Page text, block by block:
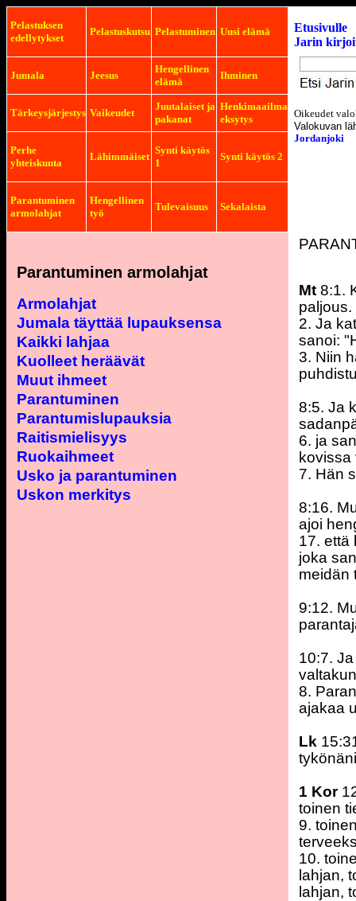
Pelastuksen
edellytykset
Pelastuskutsu Pelastuminen Uusi elämä
Jumala Jeesus
Hengellinen
elämä
Ihminen
Tärkeysjärjestys Vaikeudet
Juutalaiset ja
pakanat
Henkimaailma
eksytys
Perhe
yhteiskunta
Lähimmäiset
Synti käytös
1
Synti käytös 2
Parantuminen
armolahjat
Hengellinen
työ
Tulevaisuus Sekalaista
Parantuminen armolahjat
Armolahjat
Jumala täyttää lupauksensa
Kaikki lahjaa
Kuolleet heräävät
Muut ihmeet
Parantuminen
Parantumislupauksia
Raitismielisyys
Ruokaihmeet
Usko ja parantuminen
Uskon merkitys
Etusivulle
Jarin
Oikeudet
Valokuvan
Jordanjoki
Mt 8:1.
paljous.
2. Ja
sanoi:
3. Niin
8:5. Ja
6. ja
7. Hän
8:16.
ajoi
17. että
joka
meidän
9:12.
10:7.
8.
ajakaa
Lk
1 Kor
toinen
9.
10.
lahjan,
lahjan,